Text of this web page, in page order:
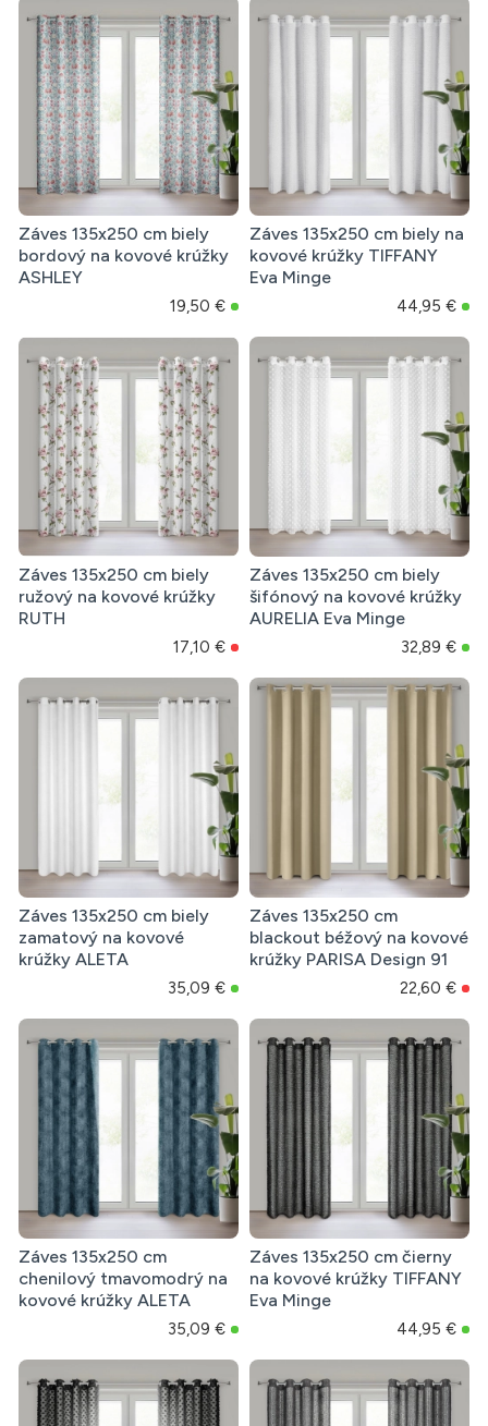
Záves 135x250 cm biely
bordový na kovové krúžky
ASHLEY
19,50 €
Záves 135x250 cm biely na
kovové krúžky TIFFANY
Eva Minge
44,95 €
Záves 135x250 cm biely
ružový na kovové krúžky
RUTH
17,10 €
Záves 135x250 cm biely
šifónový na kovové krúžky
AURELIA Eva Minge
32,89 €
Záves 135x250 cm biely
zamatový na kovové
krúžky ALETA
35,09 €
Záves 135x250 cm
blackout béžový na kovové
krúžky PARISA Design 91
22,60 €
Záves 135x250 cm
chenilový tmavomodrý na
kovové krúžky ALETA
35,09 €
Záves 135x250 cm čierny
na kovové krúžky TIFFANY
Eva Minge
44,95 €